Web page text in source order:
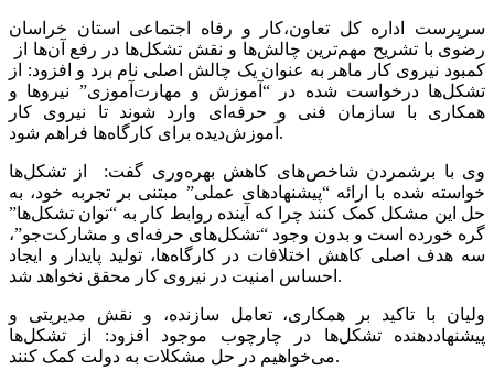
سرپرست اداره کل تعاون،کار و رفاه اجتماعی استان خراسان
رضوی با تشریح مهم‌ترین چالش‌ها و نقش تشکل‌ها در رفع آن‌ها از
کمبود نیروی کار ماهر‌ به عنوان یک چالش اصلی نام برد و افزود: ‌از
تشکل‌ها درخواست شده در “آموزش و مهارت‌آموزی” نیروها و
همکاری با سازمان فنی و حرفه‌ای وارد شوند تا نیروی کار
آموزش‌دیده برای کارگاه‌ها فراهم شود.
‌‌وی با برشمردن شاخص‌های کاهش بهره‌وری گفت: از تشکل‌ها
خواسته شده با ارائه “پیشنهادهای عملی” مبتنی بر تجربه خود، به
حل این مشکل کمک کنند‌ چرا که آینده روابط کار به “توان تشکل‌ها”
گره خورده است و بدون وجود “تشکل‌های حرفه‌ای و مشارکت‌جو”،
سه هدف اصلی‌ کاهش اختلافات در کارگاه‌ها، تولید پایدار و ایجاد
احساس امنیت در نیروی کار محقق نخواهد شد.
‌ولیان با تاکید بر ‌همکاری، تعامل سازنده، و نقش مدیریتی و
پیشنهاددهنده تشکل‌ها در چارچوب موجود افزود: ‌از تشکل‌ها
می‌خواهیم در حل ‌مشکلات به دولت کمک کنند.